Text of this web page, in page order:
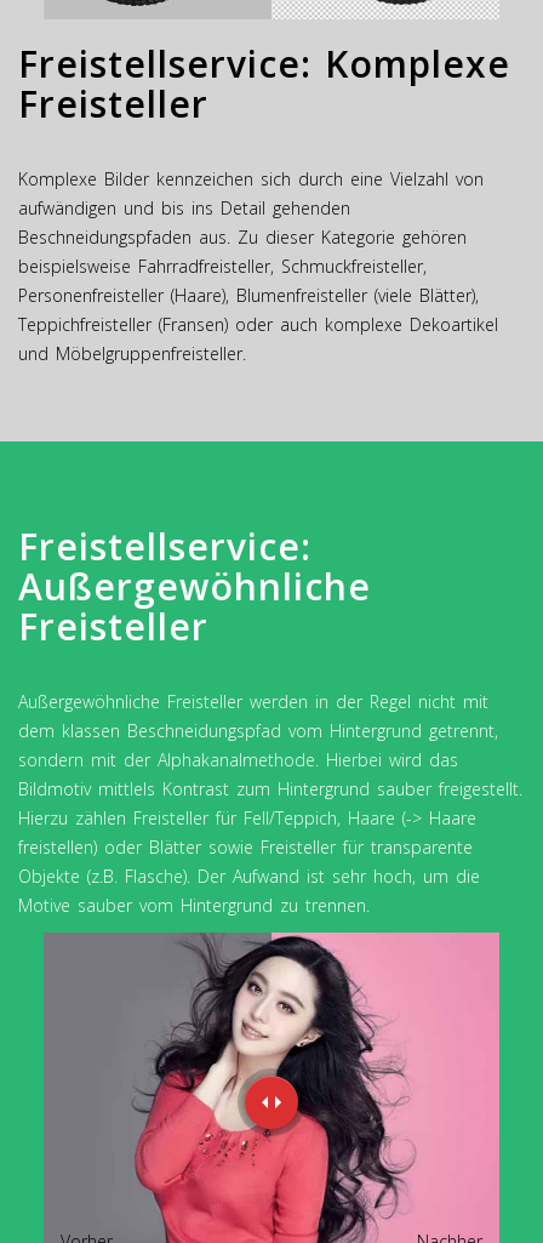
Freistellservice: Komplexe
Freisteller
Komplexe Bilder kennzeichen sich durch eine Vielzahl von
aufwändigen und bis ins Detail gehenden
Beschneidungspfaden aus. Zu dieser Kategorie gehören
beispielsweise Fahrradfreisteller, Schmuckfreisteller,
Personenfreisteller (Haare), Blumenfreisteller (viele Blätter),
Teppichfreisteller (Fransen) oder auch komplexe Dekoartikel
und Möbelgruppenfreisteller.
Freistellservice:
Außergewöhnliche
Freisteller
Außergewöhnliche Freisteller werden in der Regel nicht mit
dem klassen Beschneidungspfad vom Hintergrund getrennt,
sondern mit der Alphakanalmethode. Hierbei wird das
Bildmotiv mittlels Kontrast zum Hintergrund sauber freigestellt.
Hierzu zählen Freisteller für Fell/Teppich, Haare (-> Haare
freistellen) oder Blätter sowie Freisteller für transparente
Objekte (z.B. Flasche). Der Aufwand ist sehr hoch, um die
Motive sauber vom Hintergrund zu trennen.